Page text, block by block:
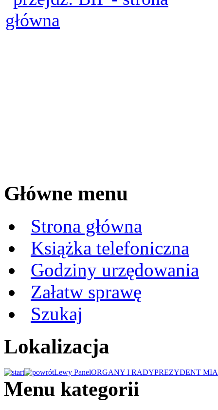
Główne menu
Strona główna
Książka telefoniczna
Godziny urzędowania
Załatw sprawę
Szukaj
Lokalizacja
Lewy PanelORGANY I RADYPREZYDENT
Menu kategorii